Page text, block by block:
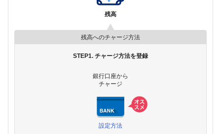
残高
残高へのチャージ方法
STEP1. チャージ方法を登録
銀行口座から
チャージ
設定方法